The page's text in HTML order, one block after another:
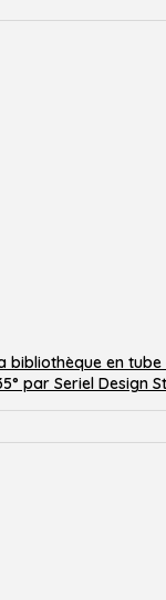
bibliothèque en tube
par Seriel Design